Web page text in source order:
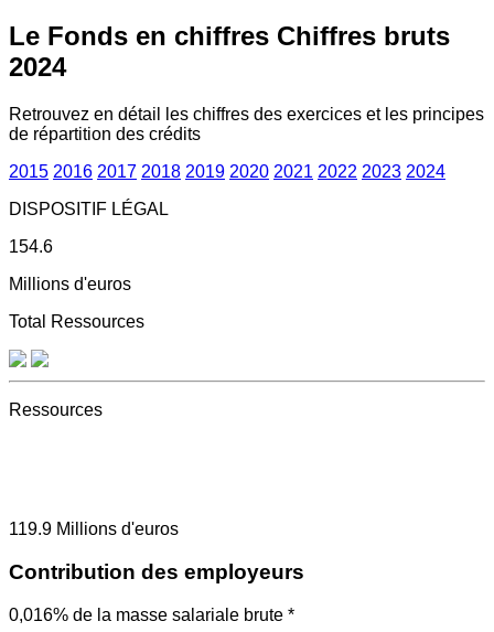
Le Fonds en chiffres Chiffres bruts
2024
Retrouvez en détail les chiffres des exercices et les principes
de répartition des crédits
2015 2016 2017 2018 2019 2020 2021 2022 2023 2024
DISPOSITIF LÉGAL
154.6
Millions d'euros
Total Ressources
Ressources
119.9 Millions d'euros
Contribution des employeurs
0,016% de la masse salariale brute *